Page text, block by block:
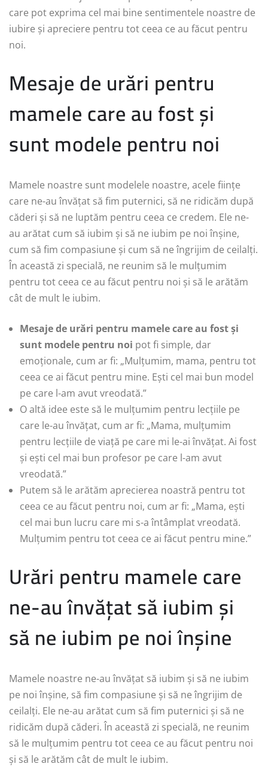
care pot exprima cel mai bine sentimentele noastre de
iubire și apreciere pentru tot ceea ce au făcut pentru
noi.
Mesaje de urări pentru
mamele care au fost și
sunt modele pentru noi
Mamele noastre sunt modelele noastre, acele ființe
care ne-au învățat să fim puternici, să ne ridicăm după
căderi și să ne luptăm pentru ceea ce credem. Ele ne-
au arătat cum să iubim și să ne iubim pe noi înșine,
cum să fim compasiune și cum să ne îngrijim de ceilalți.
În această zi specială, ne reunim să le mulțumim
pentru tot ceea ce au făcut pentru noi și să le arătăm
cât de mult le iubim.
Mesaje de urări pentru mamele care au fost și
sunt modele pentru noi pot fi simple, dar
emoționale, cum ar fi: „Mulțumim, mama, pentru tot
ceea ce ai făcut pentru mine. Ești cel mai bun model
pe care l-am avut vreodată.”
O altă idee este să le mulțumim pentru lecțiile pe
care le-au învățat, cum ar fi: „Mama, mulțumim
pentru lecțiile de viață pe care mi le-ai învățat. Ai fost
și ești cel mai bun profesor pe care l-am avut
vreodată.”
Putem să le arătăm aprecierea noastră pentru tot
ceea ce au făcut pentru noi, cum ar fi: „Mama, ești
cel mai bun lucru care mi s-a întâmplat vreodată.
Mulțumim pentru tot ceea ce ai făcut pentru mine.”
Urări pentru mamele care
ne-au învățat să iubim și
să ne iubim pe noi înșine
Mamele noastre ne-au învățat să iubim și să ne iubim
pe noi înșine, să fim compasiune și să ne îngrijim de
ceilalți. Ele ne-au arătat cum să fim puternici și să ne
ridicăm după căderi. În această zi specială, ne reunim
să le mulțumim pentru tot ceea ce au făcut pentru noi
și să le arătăm cât de mult le iubim.